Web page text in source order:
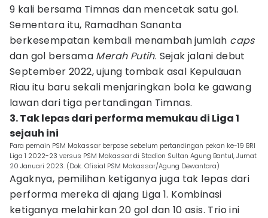
9 kali bersama Timnas dan mencetak satu gol.
Sementara itu, Ramadhan Sananta
berkesempatan kembali menambah jumlah caps
dan gol bersama Merah Putih. Sejak jalani debut
September 2022, ujung tombak asal Kepulauan
Riau itu baru sekali menjaringkan bola ke gawang
lawan dari tiga pertandingan Timnas.
3. Tak lepas dari performa memukau di Liga 1
sejauh ini
Para pemain PSM Makassar berpose sebelum pertandingan pekan ke-19 BRI
Liga 1 2022-23 versus PSM Makassar di Stadion Sultan Agung Bantul, Jumat
20 Januari 2023. (Dok. Ofisial PSM Makassar/Agung Dewantara)
Agaknya, pemilihan ketiganya juga tak lepas dari
performa mereka di ajang Liga 1. Kombinasi
ketiganya melahirkan 20 gol dan 10 asis. Trio ini